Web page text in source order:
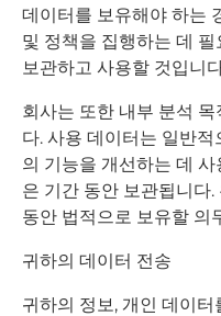
데이터를 보유해야 하는
및 정책을 집행하는 데
보관하고 사용할 것입니
회사는 또한 내부 분석
다. 사용 데이터는 일반
의 기능을 개선하는 데
은 기간 동안 보관됩니다
동안 법적으로 보유할 의
귀하의 데이터 전송
귀하의 정보, 개인 데이